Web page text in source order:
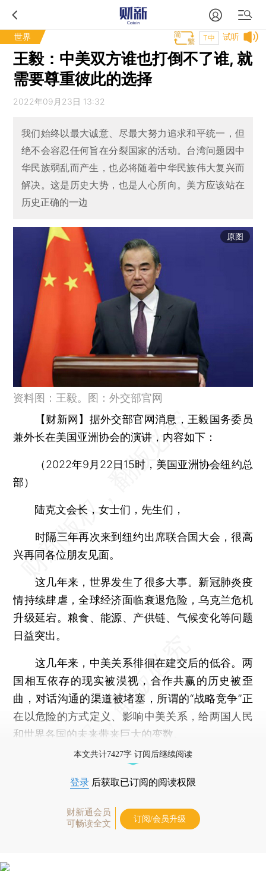
世界 试听
T中
王毅：中美双方谁也打倒不了谁, 就
需要尊重彼此的选择
2022年09月23日 13:32
我们始终以最大诚意、尽最大努力追求和平统一，但
绝不会容忍任何旨在分裂国家的活动。台湾问题因中
华民族弱乱而产生，也必将随着中华民族伟大复兴而
解决。这是历史大势，也是人心所向。美方应该站在
历史正确的一边
原图
资料图：王毅。图：外交部官网
【财新网】 据外交部官网消息，王毅国务委员
兼外长在美国亚洲协会的演讲，内容如下：
（2022年9月22日15时，美国亚洲协会纽约总
部）
陆克文会长，女士们，先生们，
时隔三年再次来到纽约出席联合国大会，很高
兴再同各位朋友见面。
这几年来，世界发生了很多大事。新冠肺炎疫
情持续肆虐，全球经济面临衰退危险，乌克兰危机
升级延宕。粮食、能源、产供链、气候变化等问题
日益突出。
这几年来，中美关系徘徊在建交后的低谷。两
国相互依存的现实被漠视，合作共赢的历史被歪
曲，对话沟通的渠道被堵塞，所谓的“战略竞争”正
在以危险的方式定义、影响中美关系，给两国人民
和世界各国的未来带来巨大的变数。
本文共计7427字 订阅后继续阅读
登录 后获取已订阅的阅读权限
财新通会员
可畅读全文
订阅/会员升级